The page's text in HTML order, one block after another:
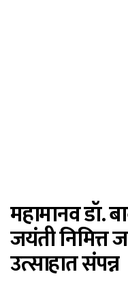
महामानव डॉ.
जयंती निमित्त
उत्साहात संपन्न